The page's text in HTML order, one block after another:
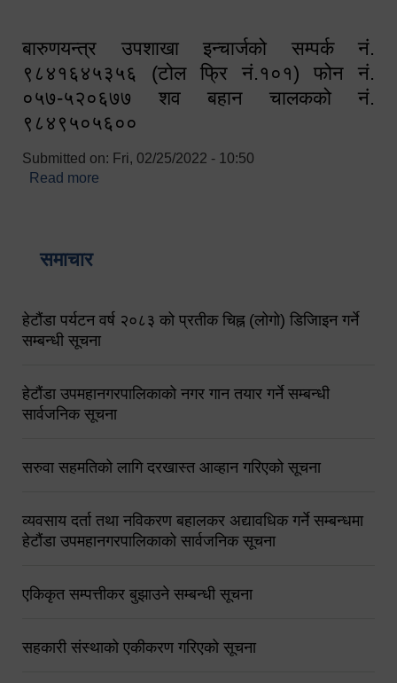
बारुणयन्त्र उपशाखा इन्चार्जको सम्पर्क नं.
९८४१६४५३५६ (टोल फ्रि नं.१०१) फोन नं.
०५७-५२०६७७ शव बहान चालकको नं.
९८४९५०५६००
Submitted on: Fri, 02/25/2022 - 10:50
Read more
समाचार
हेटौंडा पर्यटन वर्ष २०८३ को प्रतीक चिह्न (लोगो) डिजिाइन गर्ने
सम्बन्धी सूचना
हेटौंडा उपमहानगरपालिकाको नगर गान तयार गर्ने सम्बन्धी
सार्वजनिक सूचना
सरुवा सहमतिको लागि दरखास्त आव्हान गरिएको सूचना
व्यवसाय दर्ता तथा नविकरण बहालकर अद्यावधिक गर्ने सम्बन्धमा
हेटौंडा उपमहानगरपालिकाको सार्वजनिक सूचना
एकिकृत सम्पत्तीकर बुझाउने सम्बन्धी सूचना
सहकारी संस्थाको एकीकरण गरिएको सूचना